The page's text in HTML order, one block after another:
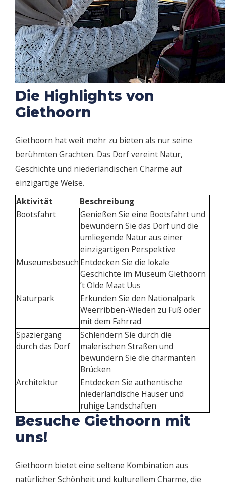
Die Highlights von
Giethoorn
Giethoorn hat weit mehr zu bieten als nur seine
berühmten Grachten. Das Dorf vereint Natur,
Geschichte und niederländischen Charme auf
einzigartige Weise.
Aktivität
Beschreibung
Bootsfahrt
Genießen Sie eine Bootsfahrt und
bewundern Sie das Dorf und die
umliegende Natur aus einer
einzigartigen Perspektive
Museumsbesuch Entdecken Sie die lokale
Geschichte im Museum Giethoorn
’t Olde Maat Uus
Naturpark
Erkunden Sie den Nationalpark
Weerribben-Wieden zu Fuß oder
mit dem Fahrrad
Spaziergang
durch das Dorf
Schlendern Sie durch die
malerischen Straßen und
bewundern Sie die charmanten
Brücken
Architektur
Entdecken Sie authentische
niederländische Häuser und
ruhige Landschaften
Besuche Giethoorn mit
uns!
Giethoorn bietet eine seltene Kombination aus
natürlicher Schönheit und kulturellem Charme, die